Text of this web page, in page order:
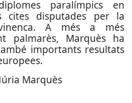
paralímpics en
cites disputades per la
A més a més
palmarès, Marquès ha
importants resultats
Marquès